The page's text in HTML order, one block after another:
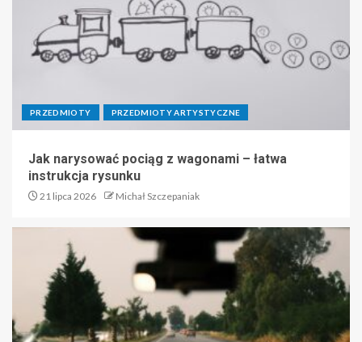
PRZEDMIOTY PRZEDMIOTY ARTYSTYCZNE
Jak narysować pociąg z wagonami – łatwa
instrukcja rysunku
21 lipca 2026 Michał Szczepaniak